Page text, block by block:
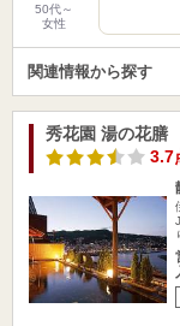
50代～
女性
関連情報から探す
秀花園 湯の花膳
3.7